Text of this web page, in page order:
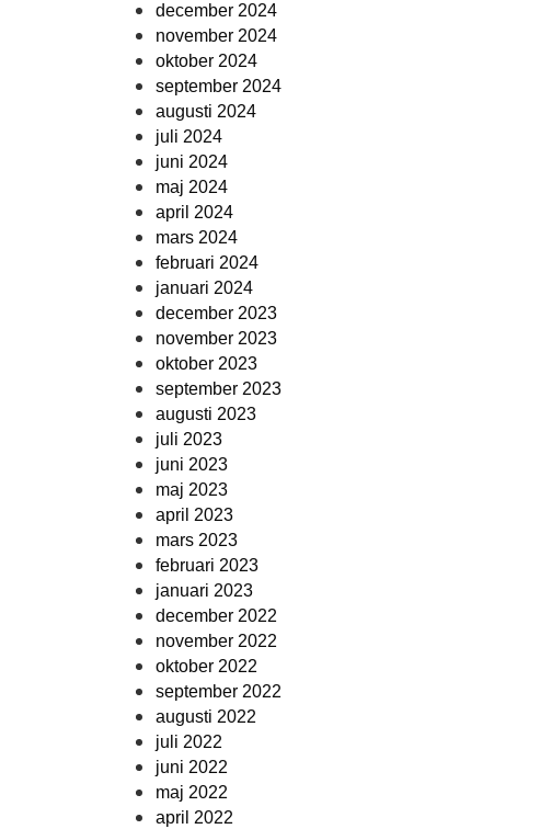
december 2024
november 2024
oktober 2024
september 2024
augusti 2024
juli 2024
juni 2024
maj 2024
april 2024
mars 2024
februari 2024
januari 2024
december 2023
november 2023
oktober 2023
september 2023
augusti 2023
juli 2023
juni 2023
maj 2023
april 2023
mars 2023
februari 2023
januari 2023
december 2022
november 2022
oktober 2022
september 2022
augusti 2022
juli 2022
juni 2022
maj 2022
april 2022